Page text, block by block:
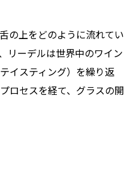
の上をどのように流れてい
リーデルは世界中のワイン
イスティング）を繰り返
ロセスを経て、グラスの開